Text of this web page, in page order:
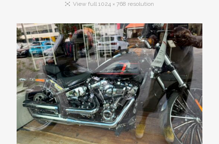
Contatti
Dolomiti Chapter
Finance
View full 1024 × 768 resolution